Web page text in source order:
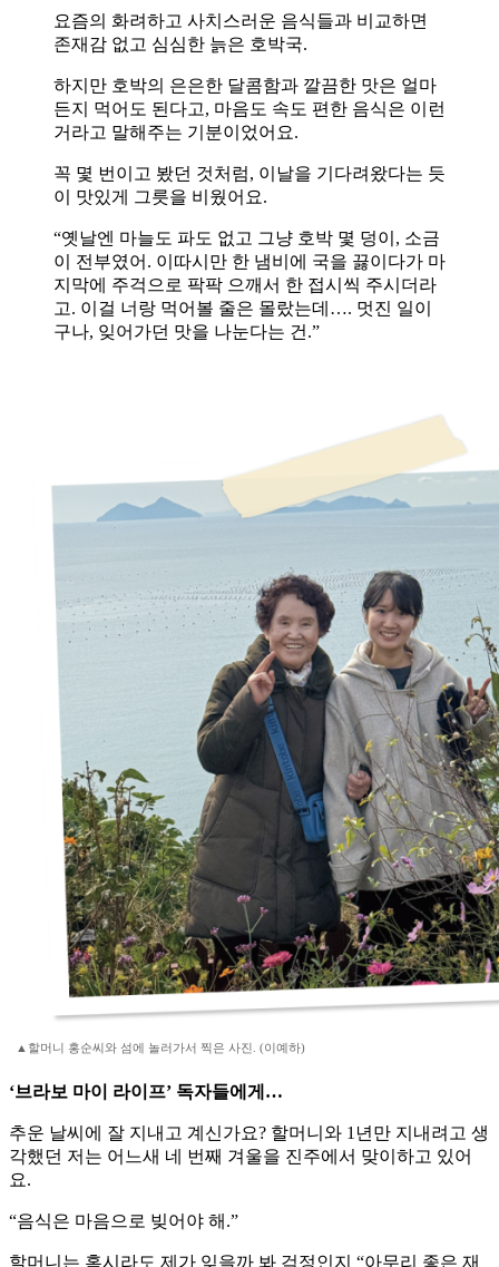
요즘의 화려하고 사치스러운 음식들과 비교하면
존재감 없고 심심한 늙은 호박국.
하지만 호박의 은은한 달콤함과 깔끔한 맛은 얼마
든지 먹어도 된다고, 마음도 속도 편한 음식은 이런
거라고 말해주는 기분이었어요.
꼭 몇 번이고 봤던 것처럼, 이날을 기다려왔다는 듯
이 맛있게 그릇을 비웠어요.
“옛날엔 마늘도 파도 없고 그냥 호박 몇 덩이, 소금
이 전부였어. 이따시만 한 냄비에 국을 끓이다가 마
지막에 주걱으로 팍팍 으깨서 한 접시씩 주시더라
고. 이걸 너랑 먹어볼 줄은 몰랐는데…. 멋진 일이
구나, 잊어가던 맛을 나눈다는 건.”
▲할머니 홍순씨와 섬에 놀러가서 찍은 사진. (이예하)
‘브라보 마이 라이프’ 독자들에게…
추운 날씨에 잘 지내고 계신가요? 할머니와 1년만 지내려고 생
각했던 저는 어느새 네 번째 겨울을 진주에서 맞이하고 있어
요.
“음식은 마음으로 빚어야 해.”
할머니는 혹시라도 제가 잊을까 봐 걱정인지 “아무리 좋은 재